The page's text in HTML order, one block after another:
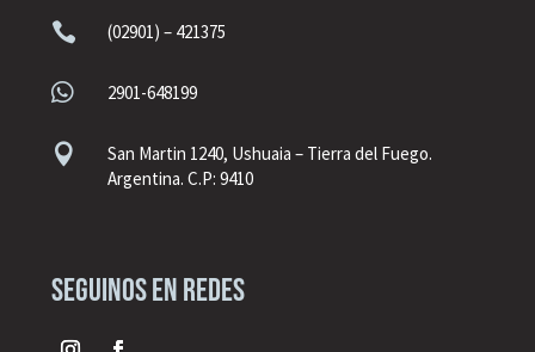
 (02901) – 421375
 2901-648199

San Martin 1240, Ushuaia – Tierra del Fuego.
Argentina. C.P: 9410
seguinos en redes